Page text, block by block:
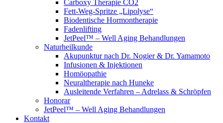
Carboxy Therapie CO2
Fett-Weg-Spritze „Lipolyse“
Biodentische Hormontherapie
Fadenlifting
JetPeel™ – Well Aging Behandlungen
Naturheilkunde
Akupunktur nach Dr. Nogier & Dr. Yamamoto
Infusionen & Injektionen
Homöopathie
Neuraltherapie nach Huneke
Ausleitende Verfahren – Adrelass & Schröpfen
Honorar
JetPeel™ – Well Aging Behandlungen
Kontakt